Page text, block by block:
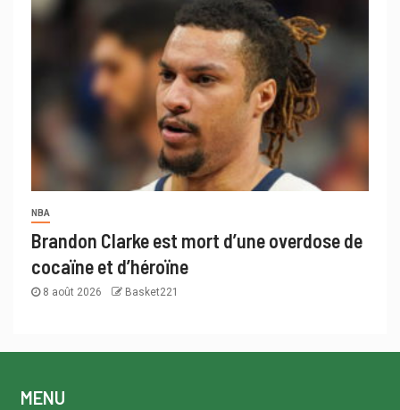
NBA
Brandon Clarke est mort d’une overdose de
cocaïne et d’héroïne
8 août 2026 Basket221
MENU